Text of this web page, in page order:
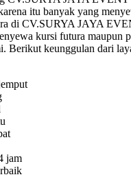
itu banyak yang
di CV.SURYA JAYA
kursi futura maupun
Berikut keunggulan dari
jam